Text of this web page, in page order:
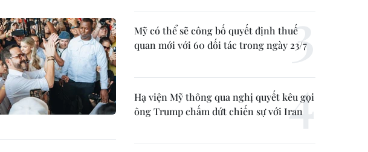
Mỹ có thể sẽ công bố quyết định thuế
quan mới với 60 đối tác trong ngày 23/7
Hạ viện Mỹ thông qua nghị quyết kêu gọi
ông Trump chấm dứt chiến sự với Iran